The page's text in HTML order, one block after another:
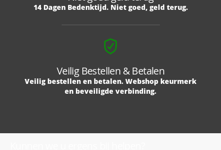
14 Dagen Bedenktijd. Niet goed, geld terug.
Veilig Bestellen & Betalen
Veilig bestellen en betalen. Webshop keurmerk
en beveiligde verbinding.